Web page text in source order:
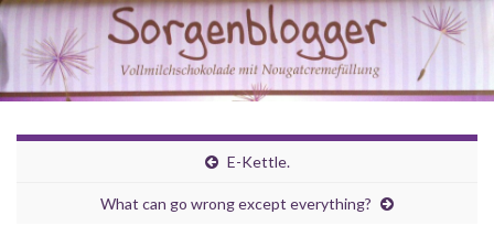
E-Kettle.
What can go wrong except everything?